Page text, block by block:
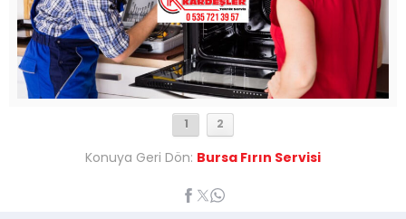
1 2
Konuya Geri Dön: Bursa Fırın Servisi